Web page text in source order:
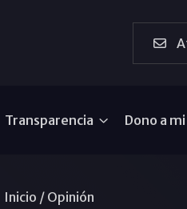
Transparencia Dono a
Inicio / Opinión